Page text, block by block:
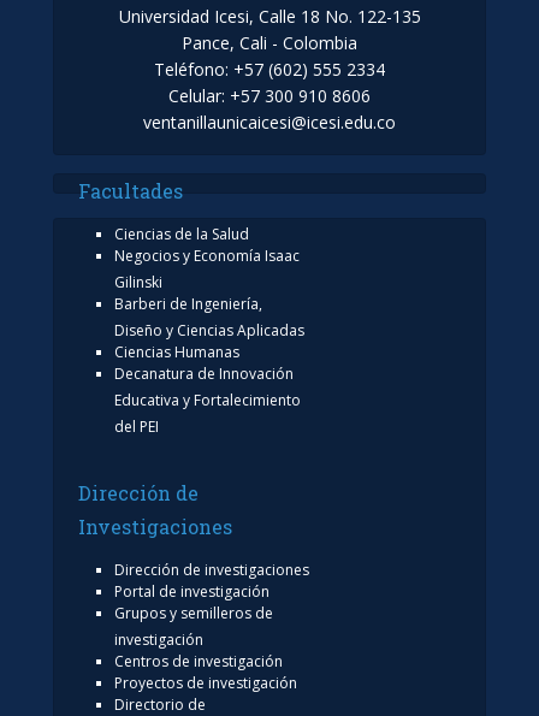
Universidad Icesi, Calle 18 No. 122-135
Pance, Cali - Colombia
Teléfono: +57 (602) 555 2334
Celular: +57 300 910 8606
ventanillaunicaicesi@icesi.edu.co
Facultades
Ciencias de la Salud
Negocios y Economía Isaac
Gilinski
Barberi de Ingeniería,
Diseño y Ciencias Aplicadas
Ciencias Humanas
Decanatura de Innovación
Educativa y Fortalecimiento
del PEI
Dirección de
Investigaciones
Dirección de investigaciones
Portal de investigación
Grupos y semilleros de
investigación
Centros de investigación
Proyectos de investigación
Directorio de